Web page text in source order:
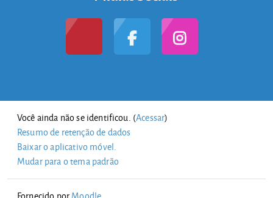
Você ainda não se identificou. (Acessar)
Resumo de retenção de dados
Baixar o aplicativo móvel.
Mudar para o tema padrão